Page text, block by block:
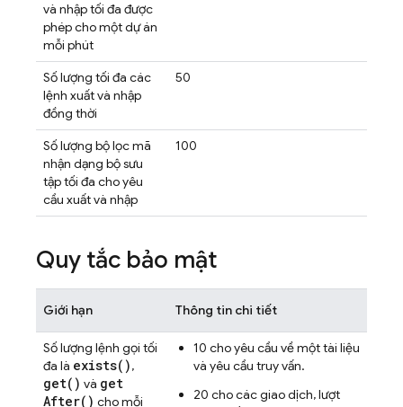
và nhập tối đa được
phép cho một dự án
mỗi phút
Số lượng tối đa các
lệnh xuất và nhập
đồng thời
50
Số lượng bộ lọc mã
nhận dạng bộ sưu
tập tối đa cho yêu
cầu xuất và nhập
100
Quy tắc bảo mật
Giới hạn Thông tin chi tiết
Số lượng lệnh gọi tối
đa là exists( ),
get( ) và get
After( ) cho mỗi
10 cho yêu cầu về một tài liệu
và yêu cầu truy vấn.
20 cho các giao dịch, lượt